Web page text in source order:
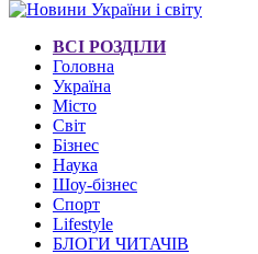
ВСІ РОЗДІЛИ
Головна
Україна
Місто
Світ
Бізнес
Наука
Шоу-бізнес
Спорт
Lifestyle
БЛОГИ ЧИТАЧІВ